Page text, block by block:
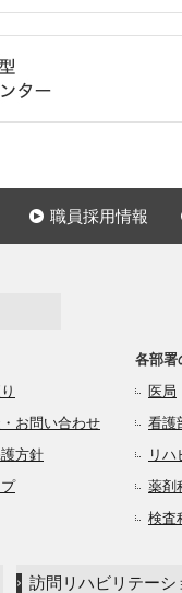
職員採用情報
お問い合わせ
方針
各部署
医局
看護
リ
薬剤
検査
訪問リハビリテーシ